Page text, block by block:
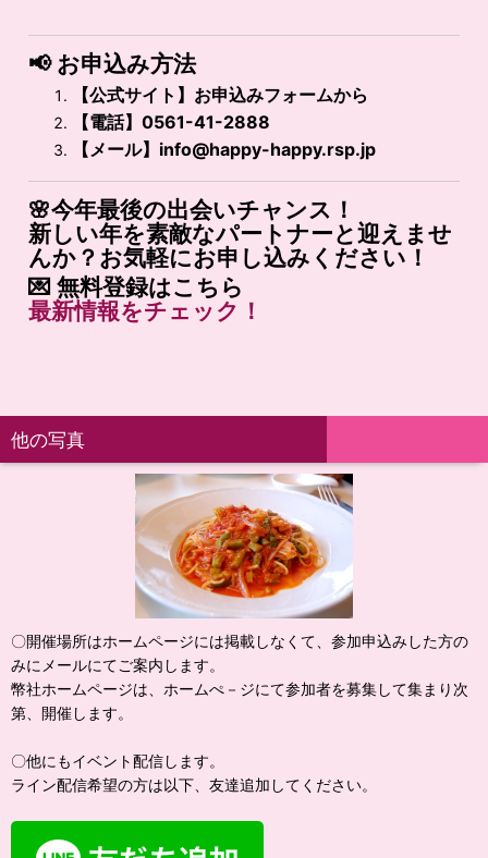
📢 お申込み方法
【公式サイト】お申込みフォームから
【電話】0561-41-2888
【メール】 info@happy-happy.rsp.jp
🌸今年最後の出会いチャンス！
新しい年を素敵なパートナーと迎えませ
んか？お気軽にお申し込みください！
💌 無料登録はこちら
最新情報をチェック！
他の写真
〇開催場所はホームページには掲載しなくて、参加申込みした方の
みにメールにてご案内します。
幣社ホームページは、ホームぺ－ジにて参加者を募集して集まり次
第、開催します。
〇他にもイベント配信します。
ライン配信希望の方は以下、友達追加してください。